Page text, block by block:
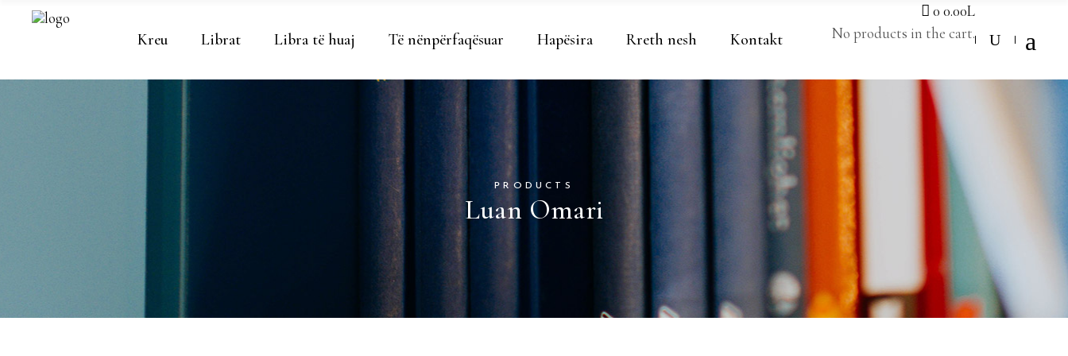
Kreu Librat Libra të huaj Të nënpërfaqësuar Hapësira Rreth nesh Kontakt
0 0.00L
No products in the cart.
PRODUCTS
Luan Omari